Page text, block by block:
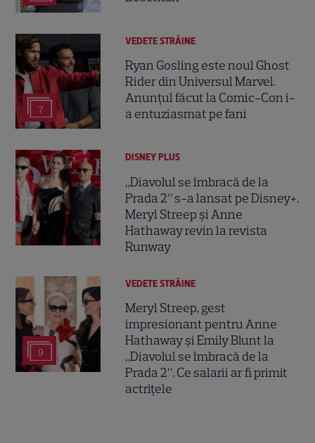
7
VEDETE STRĂINE
Ryan Gosling este noul Ghost
Rider din Universul Marvel.
Anunțul făcut la Comic-Con i-
a entuziasmat pe fani
DISNEY PLUS
„Diavolul se îmbracă de la
Prada 2” s-a lansat pe Disney+.
Meryl Streep și Anne
Hathaway revin la revista
Runway
9
VEDETE STRĂINE
Meryl Streep, gest
impresionant pentru Anne
Hathaway și Emily Blunt la
„Diavolul se îmbracă de la
Prada 2”. Ce salarii ar fi primit
actrițele